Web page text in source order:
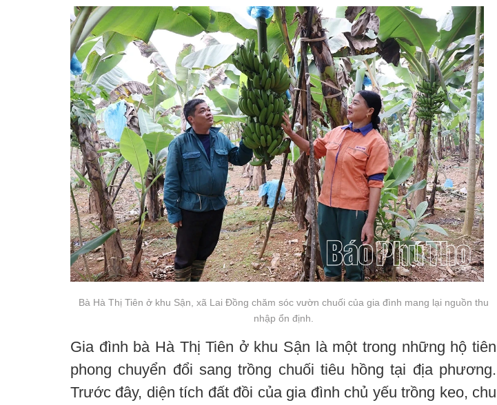
Bà Hà Thị Tiên ở khu Sận, xã Lai Đồng chăm sóc vườn chuối của gia đình mang lại nguồn thu
nhập ổn định.
Gia đình bà Hà Thị Tiên ở khu Sận là một trong những hộ tiên
phong chuyển đổi sang trồng chuối tiêu hồng tại địa phương.
Trước đây, diện tích đất đồi của gia đình chủ yếu trồng keo, chu